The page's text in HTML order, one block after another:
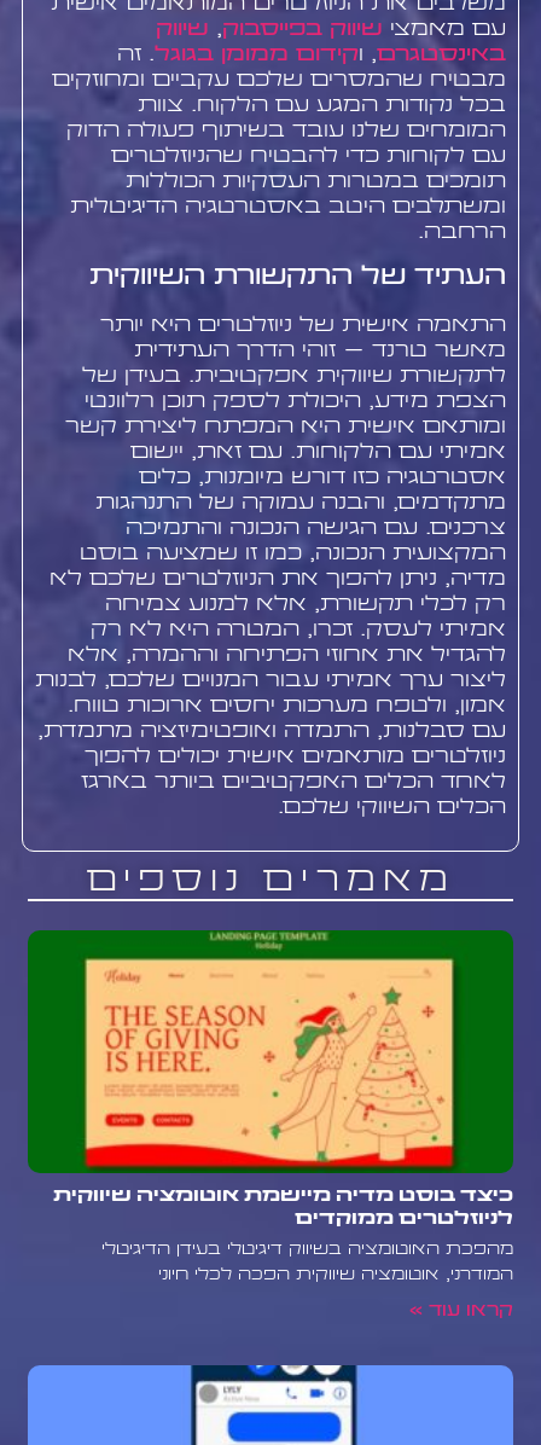
עם מאמצי שיווק בפייסבוק, שיווק
באינסטגרם, וקידום ממומן בגוגל. זה
מבטיח שהמסרים שלכם עקביים ומחוזקים
בכל נקודות המגע עם הלקוח. צוות
המומחים שלנו עובד בשיתוף פעולה הדוק
עם לקוחות כדי להבטיח שהניוזלטרים
תומכים במטרות העסקיות הכוללות
ומשתלבים היטב באסטרטגיה הדיגיטלית
הרחבה.
העתיד של התקשורת השיווקית
התאמה אישית של ניוזלטרים היא יותר
מאשר טרנד – זוהי הדרך העתידית
לתקשורת שיווקית אפקטיבית. בעידן של
הצפת מידע, היכולת לספק תוכן רלוונטי
ומותאם אישית היא המפתח ליצירת קשר
אמיתי עם הלקוחות. עם זאת, יישום
אסטרטגיה כזו דורש מיומנות, כלים
מתקדמים, והבנה עמוקה של התנהגות
צרכנים. עם הגישה הנכונה והתמיכה
המקצועית הנכונה, כמו זו שמציעה בוסט
מדיה, ניתן להפוך את הניוזלטרים שלכם לא
רק לכלי תקשורת, אלא למנוע צמיחה
אמיתי לעסק. זכרו, המטרה היא לא רק
להגדיל את אחוזי הפתיחה וההמרה, אלא
ליצור ערך אמיתי עבור המנויים שלכם, לבנות
אמון, ולטפח מערכות יחסים ארוכות טווח.
עם סבלנות, התמדה ואופטימיזציה מתמדת,
ניוזלטרים מותאמים אישית יכולים להפוך
לאחד הכלים האפקטיביים ביותר בארגז
הכלים השיווקי שלכם.
מאמרים נוספים
כיצד בוסט מדיה מיישמת אוטומציה שיווקית
לניוזלטרים ממוקדים
מהפכת האוטומציה בשיווק דיגיטלי בעידן הדיגיטלי
המודרני, אוטומציה שיווקית הפכה לכלי חיוני
קראו עוד »